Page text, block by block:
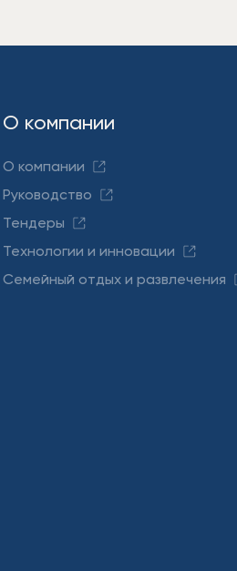
О компании
О компании
Руководство
Тендеры
Технологии и инновации
Семейный отдых и развлечения